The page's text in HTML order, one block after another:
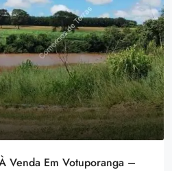
Venda Em Votuporanga –